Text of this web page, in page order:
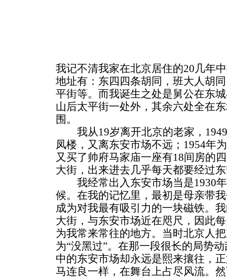
我记不清我家在北京居住的20几年
地址有：东四四条胡同，班大人胡
平街等。而我诞生之处是舅公在东
山后太平街一处外，其余六处全在
围。
我从19岁离开北京的老家，1949
凤楼，又离东安市场不远；1954年
又买了帅府马家庙一座有18间房的
大街，出来进去几乎每天都要经过
我经常出入东安市场当是1930年
候。在我的记忆里，最初是母亲带
成为对我最有吸引力的一块磁铁。
大街，与东安市场近在咫尺，因此
为我常来常往的地方。当时北京人
为“没黑过”。在那一段很长的局势
中的东安市场却永远是熙来攘往，
马连良一样，在舞台上占尽风流。